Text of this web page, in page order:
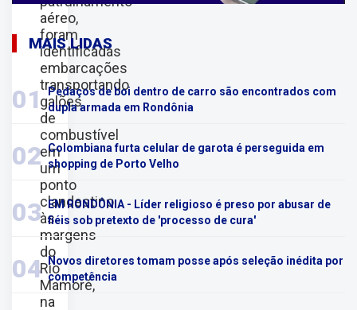
aéreo,
foram
identificadas
embarcações
transportando
galões
de
combustível
em
um
ponto
clandestino
às
margens
do
Rio
Mamoré,
na
MAIS LIDAS
01
Pedaços de boi dentro de carro são encontrados com
dupla armada em Rondônia
02 Colombiana furta celular de garota é perseguida em
shopping de Porto Velho
03
EM RONDÔNIA - Líder religioso é preso por abusar de
fiéis sob pretexto de 'processo de cura'
04
Novos diretores tomam posse após seleção inédita por
competência